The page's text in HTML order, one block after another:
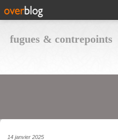
fugues & contrepoints
14 janvier 2025